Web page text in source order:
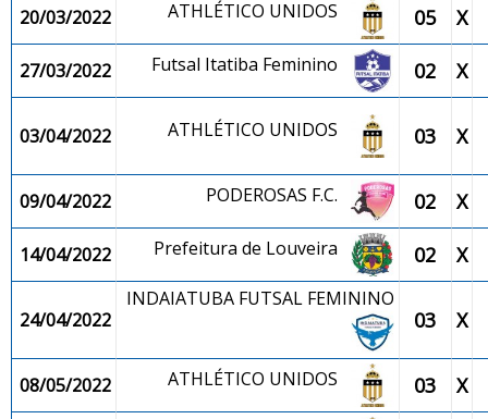
20/03/2022
ATHLÉTICO UNIDOS 05 X
27/03/2022 Futsal Itatiba Feminino 02 X
03/04/2022 ATHLÉTICO UNIDOS 03 X
09/04/2022 PODEROSAS F.C. 02 X
14/04/2022 Prefeitura de Louveira 02 X
24/04/2022
INDAIATUBA FUTSAL FEMININO
03 X
08/05/2022 ATHLÉTICO UNIDOS 03 X